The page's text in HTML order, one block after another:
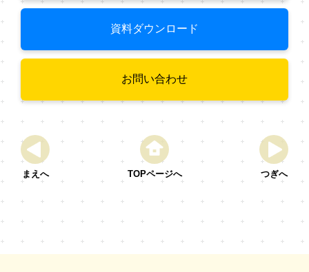
資料ダウンロード
お問い合わせ
まえへ TOPページへ つぎへ